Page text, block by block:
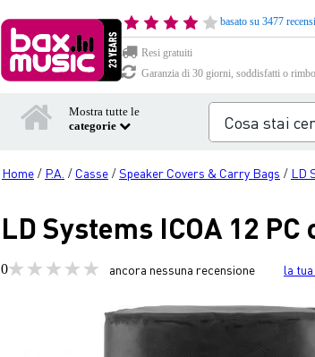
basato su 3477
Resi gratuiti
Garanzia di 30 giorni, soddisfatti o
Mostra tutte le
categorie
Home / P.A. / Casse /Speaker Covers & Carry Bags / LD
LD Systems ICOA 12
0 ancora nessuna recensione la